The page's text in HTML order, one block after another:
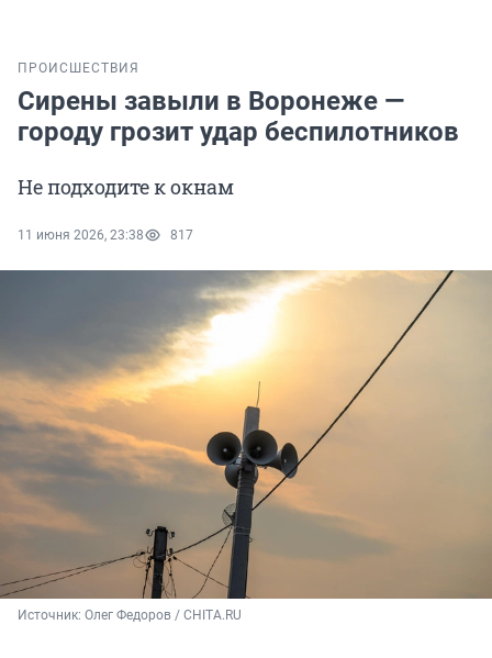
ПРОИСШЕСТВИЯ
Сирены завыли в Воронеже —
городу грозит удар беспилотников
Не подходите к окнам
11 июня 2026, 23:38 817
Источник: Олег Федоров / CHITA.RU